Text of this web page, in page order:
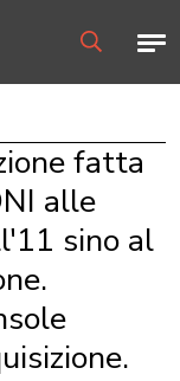
fatta
alle
sino al